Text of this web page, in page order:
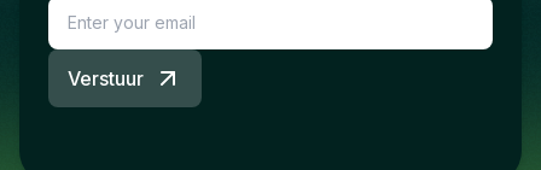
Verstuur